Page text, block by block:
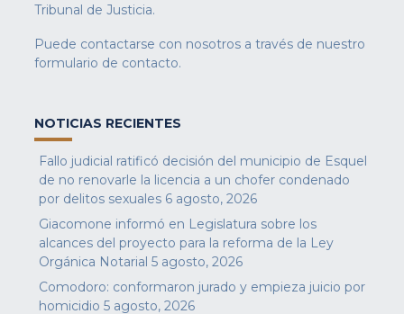
Tribunal de Justicia.
Puede contactarse con nosotros a través de nuestro
formulario de contacto.
NOTICIAS RECIENTES
Fallo judicial ratificó decisión del municipio de Esquel
de no renovarle la licencia a un chofer condenado
por delitos sexuales 6 agosto, 2026
Giacomone informó en Legislatura sobre los
alcances del proyecto para la reforma de la Ley
Orgánica Notarial 5 agosto, 2026
Comodoro: conformaron jurado y empieza juicio por
homicidio 5 agosto, 2026